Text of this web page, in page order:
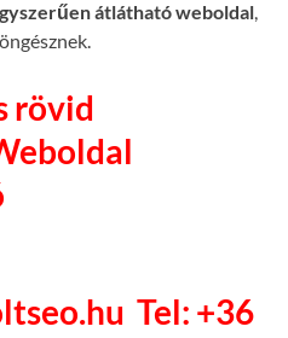
átlátható weboldal,
rövid
Tel: +36